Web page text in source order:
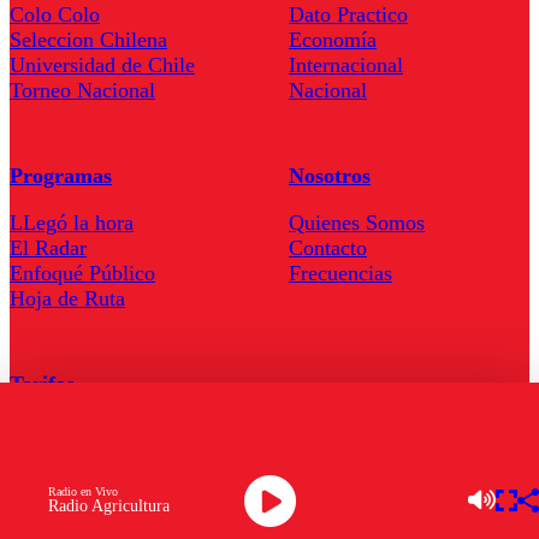
Radio Agricultura
Radio en Vivo
Colo Colo
Seleccion Chilena
Universidad de Chile
Torneo Nacional
Dato Practico
Economía
Internacional
Nacional
Programas
LLegó la hora
El Radar
Enfoqué Público
Hoja de Ruta
Nosotros
Quienes Somos
Contacto
Frecuencias
Tarifas